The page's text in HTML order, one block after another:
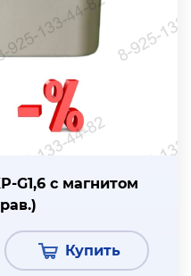
G1,6 с магнитом
Купить